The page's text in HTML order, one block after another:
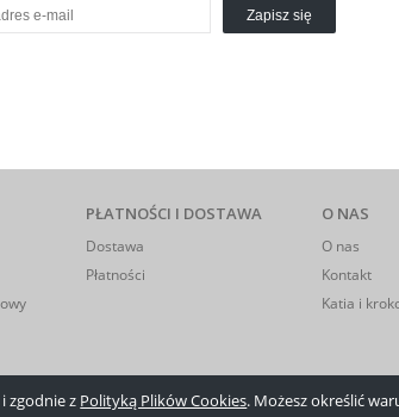
zgodnie z Polityką Plików Cookies. Możesz określić
Zapisz się
PŁATNOŚCI I DOSTAWA
Dostawa
Płatności
O NAS
O nas
Kontakt
Katia i